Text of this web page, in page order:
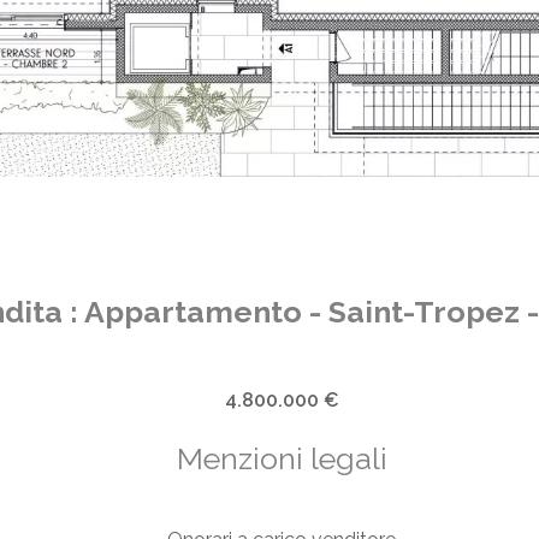
: Appartamento - Saint-Tropez
4.800.000 €
Menzioni legali